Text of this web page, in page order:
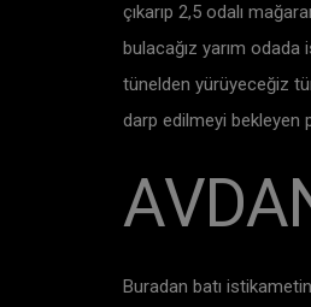
çıkarıp 2,5 odalı
bulacağız yarım
tünelden yürüyeceğiz
darp edilmeyi bekleyen
Buradan batı